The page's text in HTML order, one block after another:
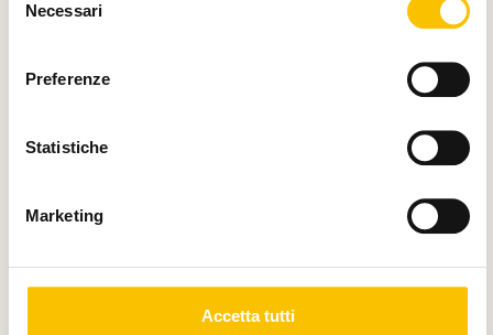
delNecessari
Preferenze
Statistiche
Marketing
Accetta tutti